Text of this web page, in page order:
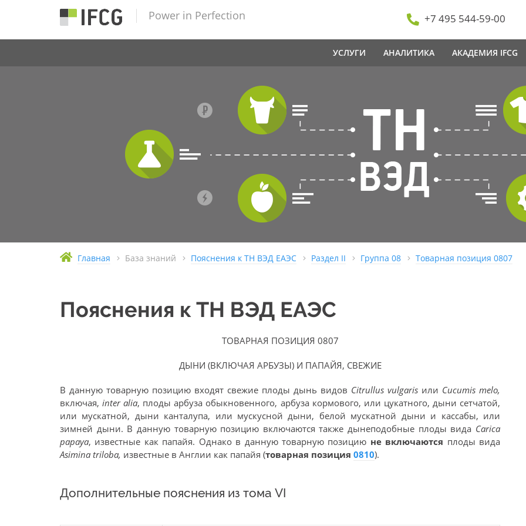
Power in Perfection +7 495 544-59-00
УСЛУГИ АНАЛИТИКА АКАДЕМИЯ IFCG
Главная База знаний Пояснения к ТН ВЭД ЕАЭС Раздел II Группа 08 Товарная позиция 0807
Пояснения к ТН ВЭД ЕАЭС
ТОВАРНАЯ ПОЗИЦИЯ 0807
ДЫНИ (ВКЛЮЧАЯ АРБУЗЫ) И ПАПАЙЯ, СВЕЖИЕ
В данную товарную позицию входят свежие плоды дынь видов Citrullus vulgaris или Cucumis melo,
включая,inter alia, плоды арбуза обыкновенного, арбуза кормового, или цукатного, дыни сетчатой,
или мускатной, дыни канталупа, или мускусной дыни, белой мускатной дыни и кассабы, или
зимней дыни. В данную товарную позицию включаются также дынеподобные плоды вида Carica
papaya, известные как папайя. Однако в данную товарную позицию не включаются плоды вида
Asimina triloba, известные в Англии как папайя (товарная позиция 0810).
Дополнительные пояснения из тома VI